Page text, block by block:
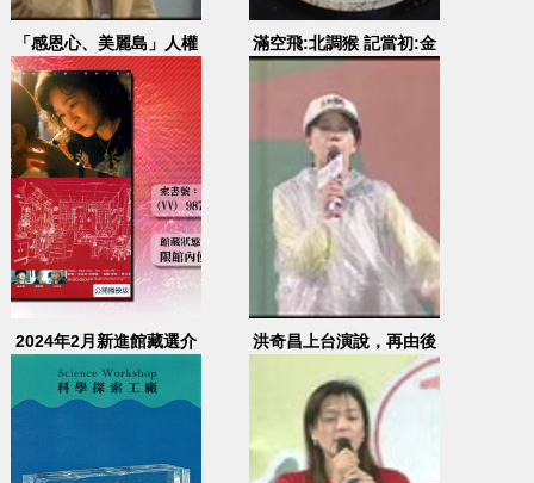
「感恩心、美麗島」人權
紀念晚會(2)
滿空飛:北調猴 記當初:金
錢花調
2024年2月新進館藏選介
洪奇昌上台演說，再由後
援會成員上台支持及謝欣
霓演講